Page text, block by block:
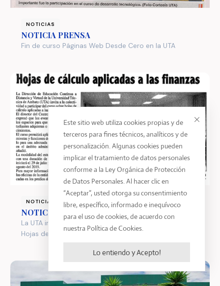
NOTICIAS
NOTICIA PRENSA
Fin de curso Páginas Web Desde Cero en la UTA
NOTICIAS
NOTICIA PRENSA
La UTA invita a la colectividad a participar del curso
Hojas de Cálculo Aplicado a las Finanzas
Este sitio web utiliza cookies propias y de
terceros para fines técnicos, analíticos y de
personalización. Algunas cookies pueden
implicar el tratamiento de datos personales
conforme a la Ley Orgánica de Protección
de Datos Personales. Al hacer clic en
“Aceptar”, usted otorga su consentimiento
libre, específico, informado e inequívoco
para el uso de cookies, de acuerdo con
nuestra Política de Cookies.
Lo entiendo y Acepto!